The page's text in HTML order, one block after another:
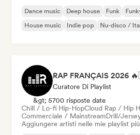
Dance music Deep house Funk
House music
Indie pop Nu-disco /
Curatore Di Playlist
&gt; 5700 risposte date
Chill / Lo-fi Hip-HopCloud Rap / Hip
Commerciale / MainstreamDrill/
Aggiungere artisti nelle mie playlist